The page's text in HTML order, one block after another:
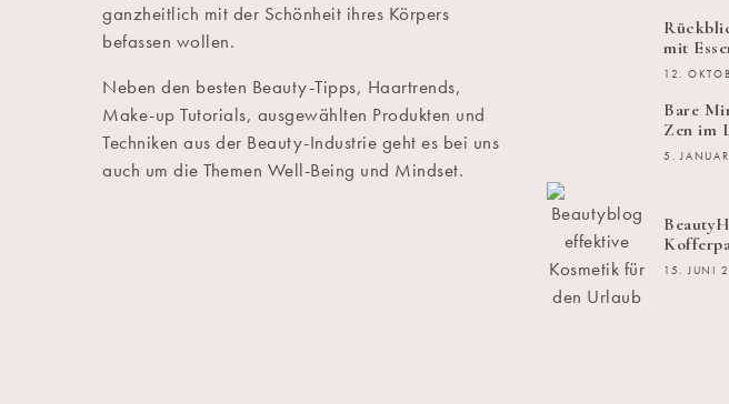
ganzheitlich mit der Schönheit ihres Körpers
befassen wollen.
Neben den besten Beauty-Tipps, Haartrends,
Make-up Tutorials, ausgewählten Produkten und
Techniken aus der Beauty-Industrie geht es bei uns
auch um die Themen Well-Being und Mindset.
mit
12.
Bare
Zen im
5.
15. JUNI